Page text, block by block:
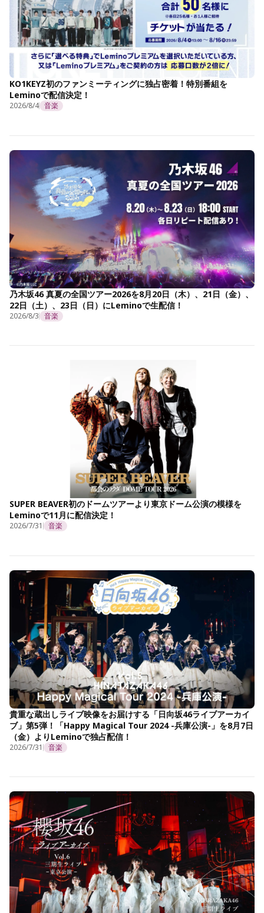
KO1KEYZ初のファンミーティングに独占密着！特別番組を
Leminoで配信決定！
2026/8/4 音楽
乃木坂46 真夏の全国ツアー2026を8月20日（木）、21日（金）、
22日（土）、23日（日）にLeminoで生配信！
2026/8/3 音楽
SUPER BEAVER初のドームツアーより東京ドーム公演の模様を
Leminoで11月に配信決定！
2026/7/31 音楽
貴重な蔵出しライブ映像をお届けする「日向坂46ライブアーカイ
ブ」第5弾！「Happy Magical Tour 2024 -兵庫公演-」を8月7日
（金）よりLeminoで独占配信！
2026/7/31 音楽